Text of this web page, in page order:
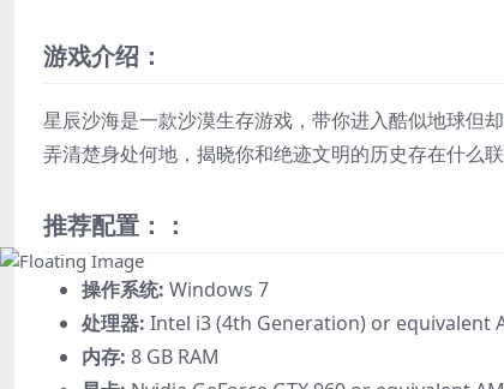
游戏介绍：
星辰沙海是一款沙漠生存游戏，带你进入酷似地球但
弄清楚身处何地，揭晓你和绝迹文明的历史存在什么
推荐配置：：
操作系统: Windows 7
处理器: Intel i3 (4th Generation) or equivalent
内存: 8 GB RAM